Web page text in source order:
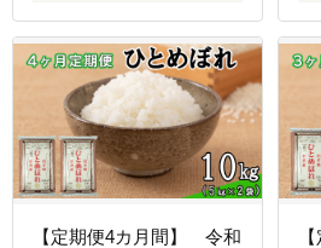
【定期便4カ月間】 令和